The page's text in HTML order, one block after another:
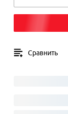
Сравнить